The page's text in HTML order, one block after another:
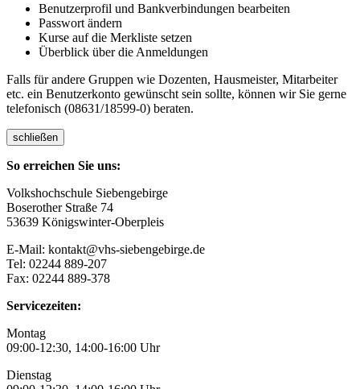
Benutzerprofil und Bankverbindungen bearbeiten
Passwort ändern
Kurse auf die Merkliste setzen
Überblick über die Anmeldungen
Falls für andere Gruppen wie Dozenten, Hausmeister, Mitarbeiter
etc. ein Benutzerkonto gewünscht sein sollte, können wir Sie gerne
telefonisch (08631/18599-0) beraten.
schließen
So erreichen Sie uns:
Volkshochschule Siebengebirge
Boserother Straße 74
53639 Königswinter-Oberpleis
E-Mail: kontakt@vhs-siebengebirge.de
Tel: 02244 889-207
Fax: 02244 889-378
Servicezeiten:
Montag
09:00-12:30, 14:00-16:00 Uhr
Dienstag